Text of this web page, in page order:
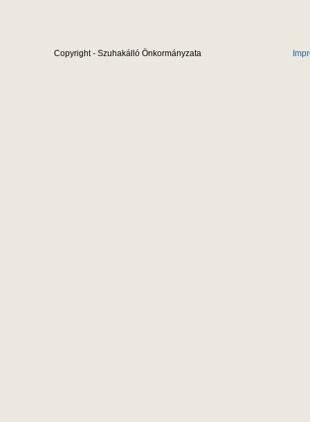
Copyright - Szuhakálló Önkormányzata